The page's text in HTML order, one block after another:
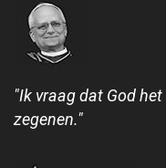
"Ik vraag dat God
zegenen."